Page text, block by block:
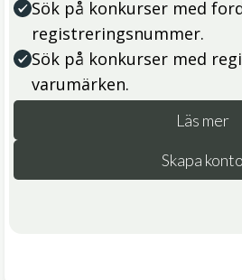
Sök på konkurser med
registreringsnummer.
Sök på konkurser med
varumärken.
Läs mer
Skapa konto